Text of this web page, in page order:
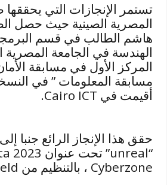
تستمر الإنجازات التي
المصرية الصينية حيث حصل
هاشم الطالب في قسم
الهندسة في الجامعة المصرية
المركز الأول في مسابقة
مسابقة المعلومات ” في النسخة
أقيمت في Cairo ICT.
حقق هذا الإنجاز الرائع جنبا
Cyberzone ، بالتنظيم من Cyshield.